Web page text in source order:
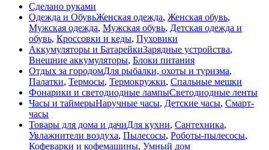
Сделано руками
Одежда и ОбувьЖенская одежда, Женская обувь,
Мужская одежда, Мужская обувь, Детская одежда и
обувь, Кроссовки и кеды, Пуховики
Аккумуляторы и БатарейкиЗарядные устройства,
Внешние аккумуляторы, Блоки питания
Отдых за городомДля рыбалки, охоты и туризма,
Палатки, Термосы, Термокружки, Спальные мешки
Фонарики и светодиодные лампыСветодиодные ленты
Часы и таймерыНаручные часы, Детские часы, Смарт-
часы
Товары для дома и дачиДля кухни, Сантехника,
Увлажнители воздуха, Пылесосы, Роботы-пылесосы,
Кофеварки и кофемашины, Умный дом